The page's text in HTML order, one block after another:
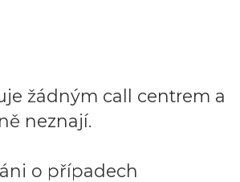
žádným call centrem a
neznají.
o případech